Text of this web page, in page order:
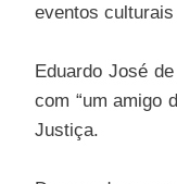
eventos
Eduardo José
com “um amigo
Justiça.